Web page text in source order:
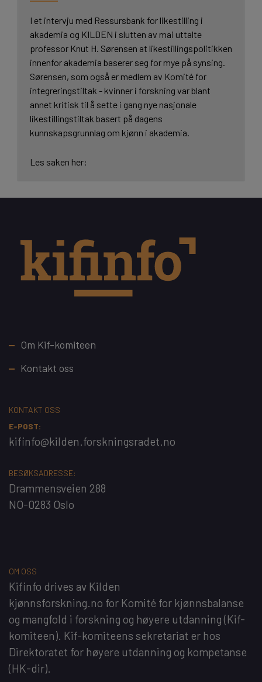
I et intervju med Ressursbank for likestilling i
akademia og KILDEN i slutten av mai uttalte
professor Knut H. Sørensen at likestillingspolitikken
innenfor akademia baserer seg for mye på synsing.
Sørensen, som også er medlem av Komité for
integreringstiltak - kvinner i forskning var blant
annet kritisk til å sette i gang nye nasjonale
likestillingstiltak basert på dagens
kunnskapsgrunnlag om kjønn i akademia.
Les saken her:
Footer
Om Kif-komiteen
Kontakt oss
KONTAKT OSS
E-POST:
kifinfo@kilden.forskningsradet.no
BESØKSADRESSE:
Drammensveien 288
NO-0283 Oslo
OM OSS
Kifinfo drives av Kilden
kjønnsforskning.no for Komité for kjønnsbalanse
og mangfold i forskning og høyere utdanning(Kif-
komiteen). Kif-komiteens sekretariat er hos
Direktoratet for høyere utdanning og kompetanse
(HK-dir).